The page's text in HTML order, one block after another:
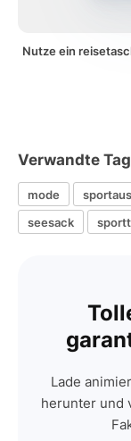
Nutze ein
Verwandte
mode
seesack
Lade
herunter und